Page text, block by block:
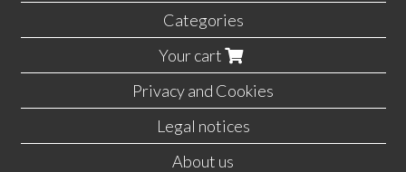
Categories
Your cart
Privacy and Cookies
Legal notices
About us